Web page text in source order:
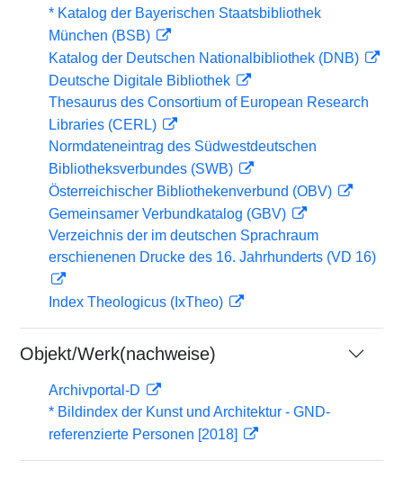
* Katalog der Bayerischen Staatsbibliothek
München (BSB)
Katalog der Deutschen Nationalbibliothek (DNB)
Deutsche Digitale Bibliothek
Thesaurus des Consortium of European Research
Libraries (CERL)
Normdateneintrag des Südwestdeutschen
Bibliotheksverbundes (SWB)
Österreichischer Bibliothekenverbund (OBV)
Gemeinsamer Verbundkatalog (GBV)
Verzeichnis der im deutschen Sprachraum
erschienenen Drucke des 16. Jahrhunderts (VD 16)
Index Theologicus (IxTheo)
Objekt/Werk(nachweise)
Archivportal-D
* Bildindex der Kunst und Architektur - GND-
referenzierte Personen [2018]